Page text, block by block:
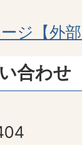
ジ【外
合わせ